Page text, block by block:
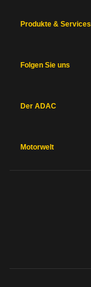
Produkte & Services
Folgen Sie uns
Der ADAC
Motorwelt